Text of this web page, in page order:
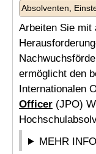
Absolventen,
Arbeiten Sie mit
ermöglicht den
Internationalen
Officer (JPO)
MEHR